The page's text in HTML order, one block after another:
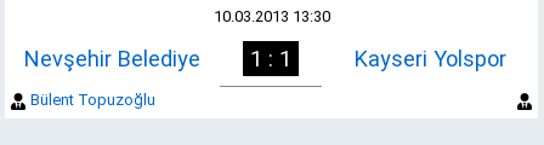
10.03.2013 13:30
Nevşehir Belediye 1 : 1 Kayseri Yolspor
Bülent Topuzoğlu